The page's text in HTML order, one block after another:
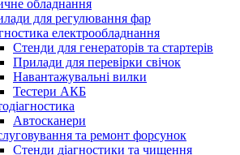
обладнання
для регулювання фар
електрообладнання
Стенди для генераторів та стартерів
Прилади для перевірки свічок
Навантажувальні вилки
Тестери АКБ
Автосканери
та ремонт форсунок
Стенди діагностики та чищення